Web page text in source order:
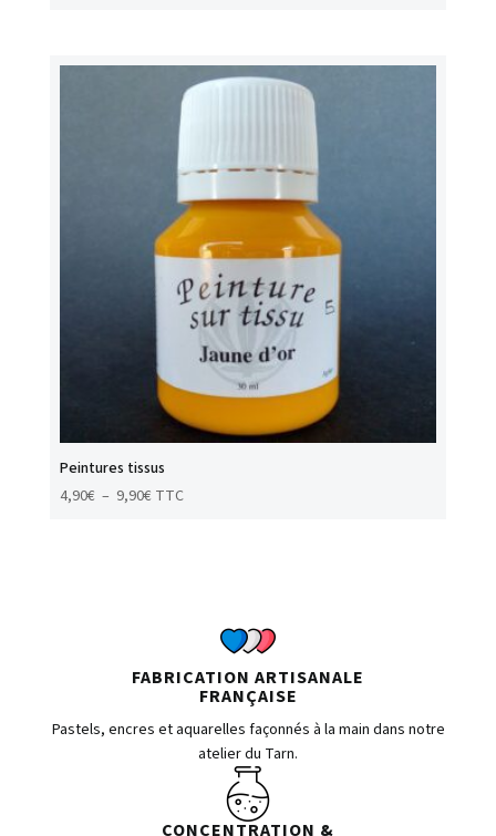
4,50€
19,00€
Peintures tissus
4,90€ – 9,90€Plage
TTC
FABRICATION ARTISANALE
FRANÇAISE
Pastels, encres et aquarelles façonnés à la main dans notre
atelier du Tarn.
CONCENTRATION &